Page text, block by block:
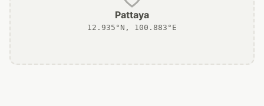
Pattaya
12.935°N, 100.883°E